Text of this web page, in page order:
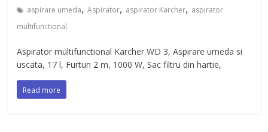
aspirare umeda,Aspirator, aspirator Karcher, aspirator
multifunctional
Aspirator multifunctional Karcher WD 3, Aspirare umeda si
uscata, 17 l, Furtun 2 m, 1000 W, Sac filtru din hartie,
Read more